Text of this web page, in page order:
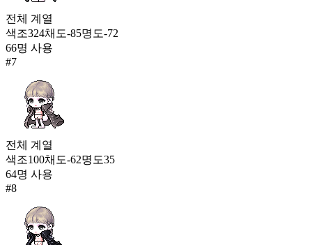
전체 계열
색조324채도-85명도-72
66명 사용
#7
전체 계열
색조100채도-62명도35
64명 사용
#8